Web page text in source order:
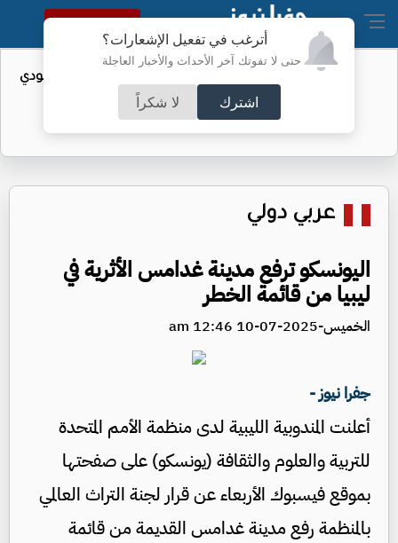
أترغب في تفعيل الإشعارات؟
حتى لا تفوتك آخر الأحداث والأخبار العاجلة
اشترك لا شكراً
النسخة الكاملة
واردات الولايات المتحدة من النفط السعودي
تهبط إلى الصفر
عربي دولي
اليونسكو ترفع مدينة غدامس الأثرية في
ليبيا من قائمة الخطر
الخميس-2025-07-10 12:46 am
جفرا نيوز -
أعلنت المندوبية الليبية لدى منظمة الأمم المتحدة
للتربية والعلوم والثقافة (يونسكو) على صفحتها
بموقع فيسبوك الأربعاء عن قرار لجنة التراث العالمي
بالمنظمة رفع مدينة غدامس القديمة من قائمة